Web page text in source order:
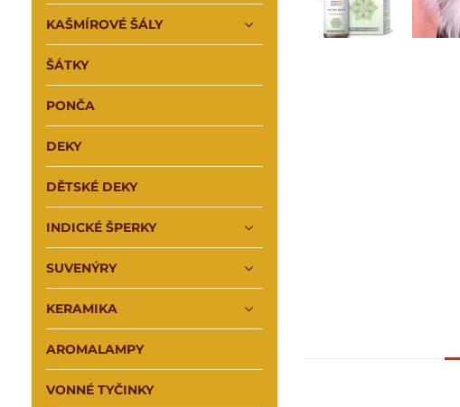
KAŠMÍROVÉ ŠÁLY
ŠÁTKY
PONČA
DEKY
DĚTSKÉ DEKY
INDICKÉ ŠPERKY
SUVENÝRY
KERAMIKA
AROMALAMPY
VONNÉ TYČINKY